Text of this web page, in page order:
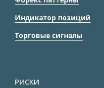
Индикатор позиций
Торговые сигналы
РИСКИ